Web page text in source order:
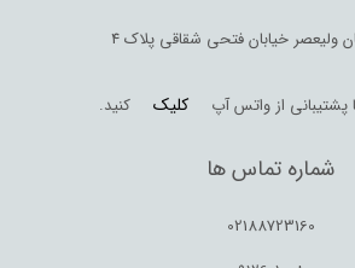
ولیعصر خیابان فتحی شقاقی پلاک 4
از واتس آپ کلیک کنید.
شماره تماس ها
02188723160